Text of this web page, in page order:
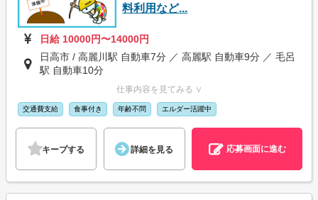
料利用など...
日給 10000円〜14000円
日高市 / 高麗川駅 自動車7分 ／ 高麗駅 自動車9分 ／ 毛呂
駅 自動車10分
仕事内容を見てみる ∨
交通費支給 食事付き 年齢不問 エルダー活躍中
キープする 詳細を見る 応募画面に進む